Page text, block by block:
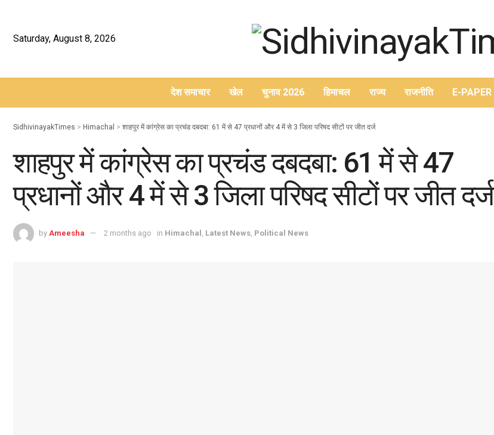
Saturday, August 8, 2026
देश समाचार खेल चुनाव 2026 हिमाचल राज्य राजनीति E-PAPER
SidhivinayakTimes > Himachal > शाहपुर में कांग्रेस का प्रचंड दबदबा: 61 में से 47 प्रधानों और 4 में से 3 जिला परिषद सीटों पर जीत दर्ज
शाहपुर में कांग्रेस का प्रचंड दबदबा: 61 में से 47
प्रधानों और 4 में से 3 जिला परिषद सीटों पर जीत दर्ज
by Ameesha 2 months ago in Himachal , Latest News, Political News